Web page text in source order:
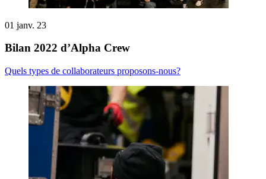
01 janv. 23
Bilan 2022 d’Alpha Crew
Quels types de collaborateurs proposons-nous?